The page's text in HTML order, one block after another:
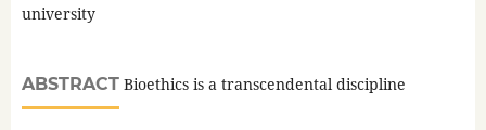
university
ABSTRACTBioethics is a transcendental discipline